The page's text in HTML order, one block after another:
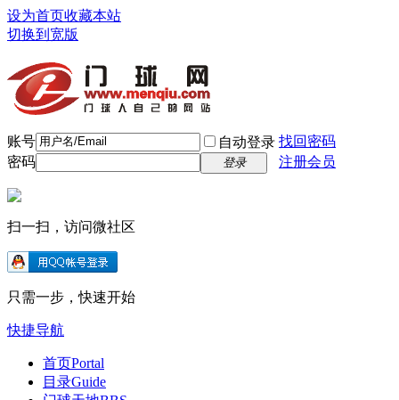
设为首页收藏本站
切换到宽版
账号 自动登录 找回密码
密码
登录 注册会员
扫一扫，访问微社区
只需一步，快速开始
快捷导航
首页Portal
目录Guide